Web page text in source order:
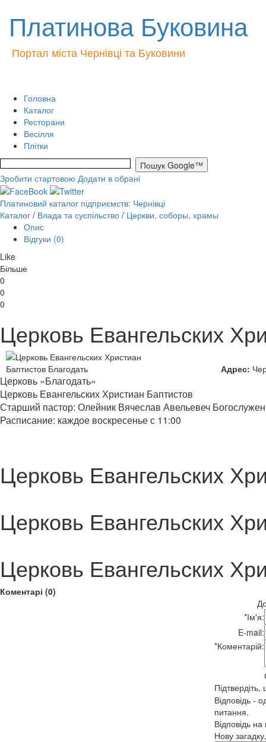
Платинова Буковина
Портал міста Чернівці та Буковини
Головна
Каталог
Ресторани
Весілля
Плітки
Зробити стартовою Додати в обрані
Платиновий каталог підприємств: Чернівці
Каталог / Влада та суспільство / Церкви, соборы, храмы
Опис
Відгуки (0)
Like
Більше
0
0
0
Церковь Евангельских
Адрес:
Церковь «Благодать»
Церковь Евангельских Христиан Баптистов
Старший пастор: Олейник Вячеслав Авельевеч
Расписание: каждое воскресенье с 11:00
Церковь Евангельских
Церковь Евангельских
Церковь Евангельских
Коментарі (0)
*Ім'я:
E-mail:
*Коментарій:
Відповідь -
питання.
Відповідь
Нову